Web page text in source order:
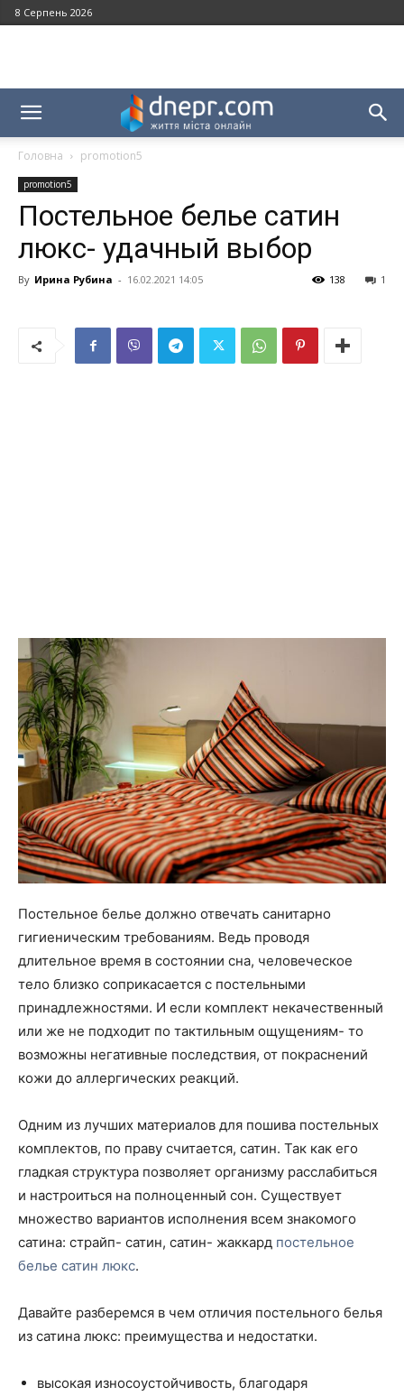
8 Серпень 2026
Головна promotion5
promotion5
Постельное белье сатин
люкс- удачный выбор
By Ирина Рубина - 16.02.2021 14:05 1
138
Постельное белье должно отвечать санитарно
гигиеническим требованиям. Ведь проводя
длительное время в состоянии сна, человеческое
тело близко соприкасается с постельными
принадлежностями. И если комплект некачественный
или же не подходит по тактильным ощущениям- то
возможны негативные последствия, от покраснений
кожи до аллергических реакций.
Одним из лучших материалов для пошива постельных
комплектов, по праву считается, сатин. Так как его
гладкая структура позволяет организму расслабиться
и настроиться на полноценный сон. Существует
множество вариантов исполнения всем знакомого
сатина: страйп- сатин, сатин- жаккард постельное
белье сатин люкс.
Давайте разберемся в чем отличия постельного белья
из сатина люкс: преимущества и недостатки.
высокая износоустойчивость, благодаря